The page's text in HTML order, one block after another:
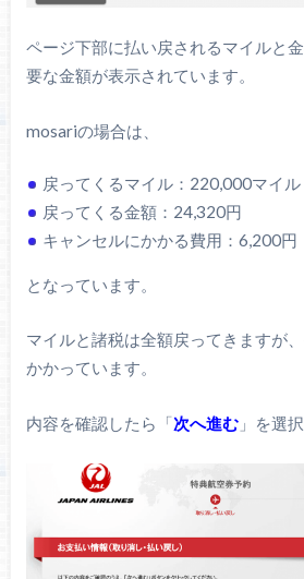
ページ下部に払い戻されるマイルと
要な金額が表示されています。
mosariの場合は、
戻ってくるマイル：220,000マイル
戻ってくる金額：24,320円
キャンセルにかかる費用：6,200円
となっています。
マイルと諸税は全額戻ってきますが
かかっています。
内容を確認したら「次へ進む」を選択